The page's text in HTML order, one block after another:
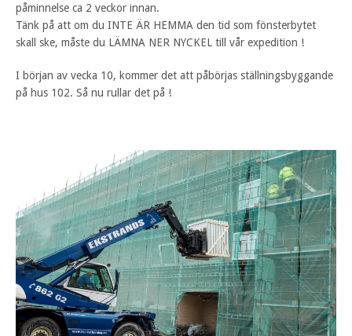
påminnelse ca 2 veckor innan.
Tänk på att om du INTE ÄR HEMMA den tid som fönsterbytet
skall ske, måste du LÄMNA NER NYCKEL till vår expedition !
I början av vecka 10, kommer det att påbörjas ställningsbyggande
på hus 102. Så nu rullar det på !